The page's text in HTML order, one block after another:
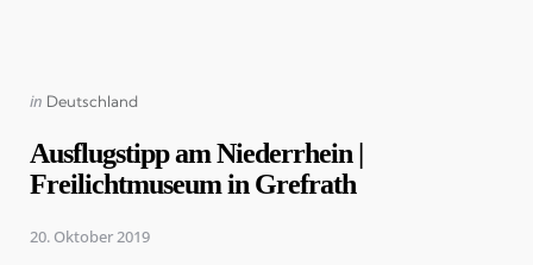
Posted
in Deutschland
Ausflugstipp am Niederrhein |
Freilichtmuseum in Grefrath
20. Oktober 2019